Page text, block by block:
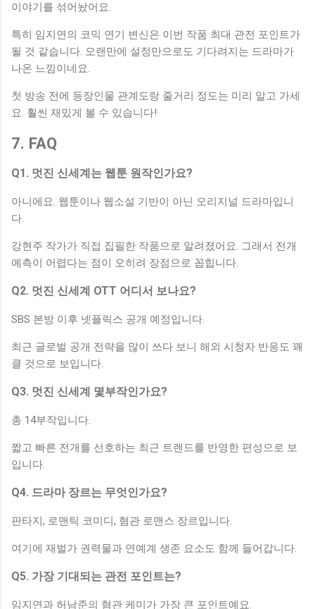
이야기를 섞어놨어요.
특히 임지연의 코믹 연기 변신은 이번 작품 최대 관전 포인트가
될 것 같습니다. 오랜만에 설정만으로도 기다려지는 드라마가
나온 느낌이네요.
첫 방송 전에 등장인물 관계도랑 줄거리 정도는 미리 알고 가세
요. 훨씬 재밌게 볼 수 있습니다!
7. FAQ
Q1. 멋진 신세계는 웹툰 원작인가요?
아니에요. 웹툰이나 웹소설 기반이 아닌 오리지널 드라마입니
다.
강현주 작가가 직접 집필한 작품으로 알려졌어요. 그래서 전개
예측이 어렵다는 점이 오히려 장점으로 꼽힙니다.
Q2. 멋진 신세계 OTT 어디서 보나요?
SBS 본방 이후 넷플릭스 공개 예정입니다.
최근 글로벌 공개 전략을 많이 쓰다 보니 해외 시청자 반응도 꽤
클 것으로 보입니다.
Q3. 멋진 신세계 몇부작인가요?
총 14부작입니다.
짧고 빠른 전개를 선호하는 최근 트렌드를 반영한 편성으로 보
입니다.
Q4. 드라마 장르는 무엇인가요?
판타지, 로맨틱 코미디, 혐관 로맨스 장르입니다.
여기에 재벌가 권력물과 연예계 생존 요소도 함께 들어갑니다.
Q5. 가장 기대되는 관전 포인트는?
임지연과 허남준의 혐관 케미가 가장 큰 포인트예요.